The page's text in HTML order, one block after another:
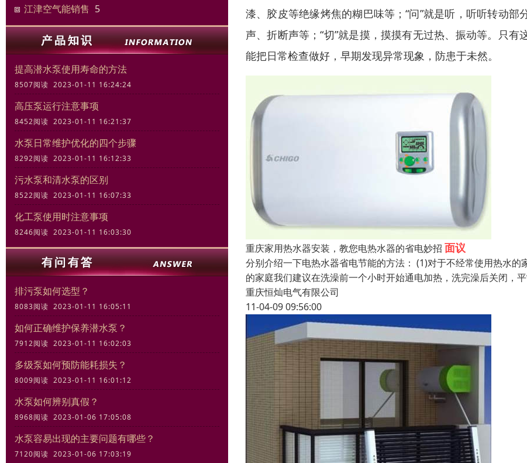
江津空气能销售 5
提高潜水泵使用寿命的方法
8507阅读 2023-01-11 16:24:24
高压泵运行注意事项
8452阅读 2023-01-11 16:21:37
水泵日常维护优化的四个步骤
8292阅读 2023-01-11 16:12:33
污水泵和清水泵的区别
8522阅读 2023-01-11 16:07:33
化工泵使用时注意事项
8246阅读 2023-01-11 16:03:30
排污泵如何选型？
8083阅读 2023-01-11 16:05:11
如何正确维护保养潜水泵？
7912阅读 2023-01-11 16:02:03
多级泵如何预防能耗损失？
8009阅读 2023-01-11 16:01:12
水泵如何辨别真假？
8968阅读 2023-01-06 17:05:08
水泵容易出现的主要问题有哪些？
7120阅读 2023-01-06 17:03:19
漆、胶皮等绝缘烤焦的糊巴味等；“问”就是听，听听转动
声、折断声等；“切”就是摸，摸摸有无过热、振动等。只
能把日常检查做好，早期发现异常现象，防患于未然。
重庆家用热水器安装，教您电热水器的省电妙招 面议
分别介绍一下电热水器省电节能的方法： (1)对于不经常使用热水
的家庭我们建议在洗澡前一个小时开始通电加热，洗完澡后关闭，
重庆恒灿电气有限公司
11-04-09 09:56:00